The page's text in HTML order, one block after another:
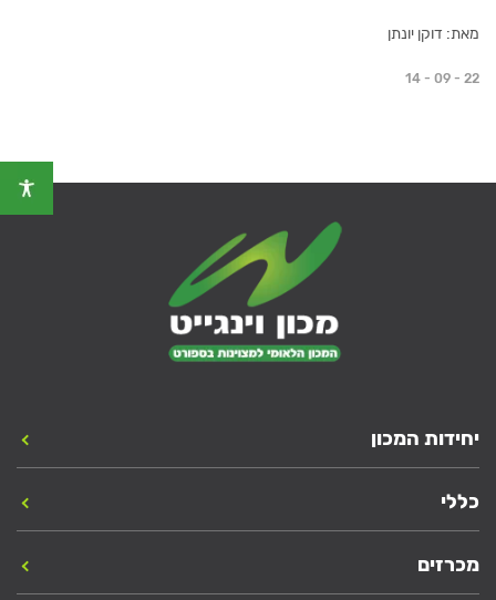
מאת: דוקן יונתן
14 - 09 - 22
יחידות המכון
כללי
מכרזים